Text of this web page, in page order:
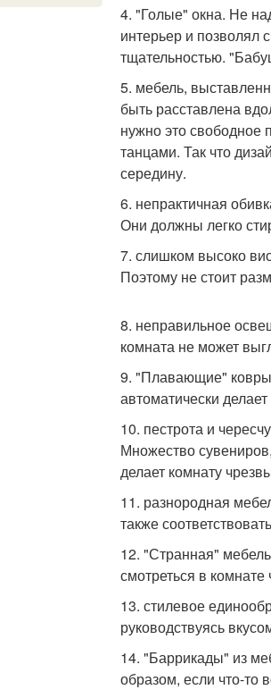
4. "Голые" окна. Не
интерьер и позволял
тщательностью.
5. мебель,
быть расставлена
нужно это свободное
танцами. Так что
середину.
6. непрактичная
Они должны легко
7. слишком высоко
Поэтому не стоит
8. неправильное
комната не может
9. "Плавающие"
автоматически
10. пестрота и
Множество
делает комнату
11. разнородная
также
12. "Странная"
смотреться в
13. стилевое
руководствуясь
14. "Баррикады" из
образом, если что-то